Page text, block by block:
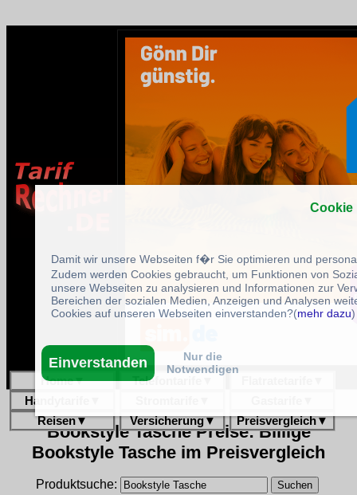
Home▼ Telefontarife
Handytarife
Reisen▼ Versicherung▼ Preisvergleich▼
Bookstyle Tasche Preise: Billige
Bookstyle Tasche im Preisvergleich
Produktsuche:
Cookie
Damit wir unsere Webseiten f�r Sie optimieren und
Zudem werden Cookies gebraucht, um Funktionen von
unsere Webseiten zu analysieren und Informationen zur
Bereichen der sozialen Medien, Anzeigen und Analysen
Cookies auf unseren Webseiten einverstanden?(mehr dazu)
Einverstanden
Nur die
Notwendigen